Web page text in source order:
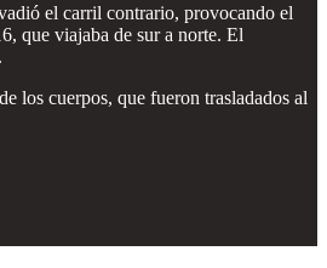
el carril contrario, provocando el
que viajaba de sur a norte. El
los cuerpos, que fueron trasladados al